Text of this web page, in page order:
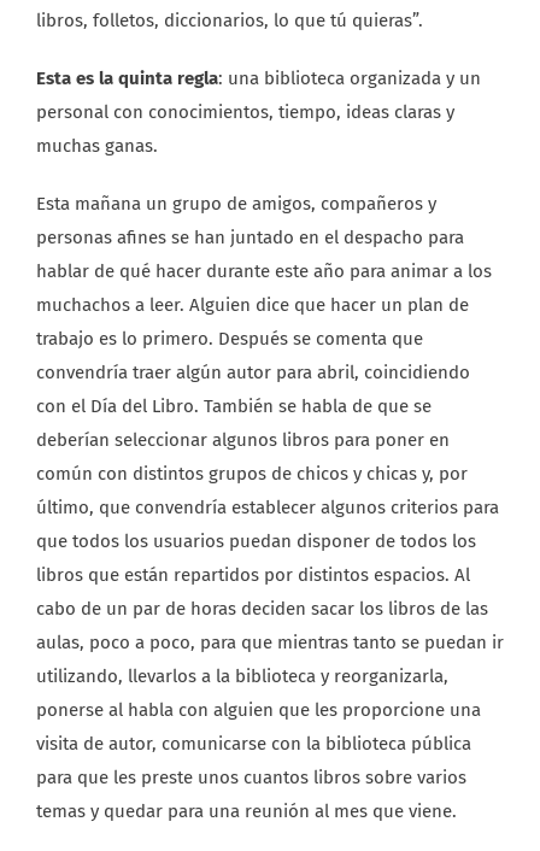
libros, folletos, diccionarios, lo que tú quieras”.
Esta es la quinta regla: una biblioteca organizada y un
personal con conocimientos, tiempo, ideas claras y
muchas ganas.
Esta mañana un grupo de amigos, compañeros y
personas afines se han juntado en el despacho para
hablar de qué hacer durante este año para animar a los
muchachos a leer. Alguien dice que hacer un plan de
trabajo es lo primero. Después se comenta que
convendría traer algún autor para abril, coincidiendo
con el Día del Libro. También se habla de que se
deberían seleccionar algunos libros para poner en
común con distintos grupos de chicos y chicas y, por
último, que convendría establecer algunos criterios para
que todos los usuarios puedan disponer de todos los
libros que están repartidos por distintos espacios. Al
cabo de un par de horas deciden sacar los libros de las
aulas, poco a poco, para que mientras tanto se puedan ir
utilizando, llevarlos a la biblioteca y reorganizarla,
ponerse al habla con alguien que les proporcione una
visita de autor, comunicarse con la biblioteca pública
para que les preste unos cuantos libros sobre varios
temas y quedar para una reunión al mes que viene.